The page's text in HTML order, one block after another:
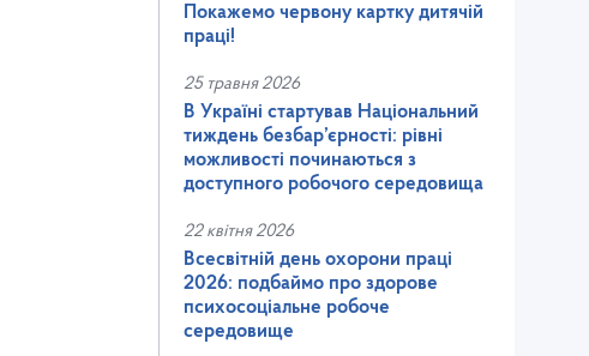
Покажемо червону картку дитячій
праці!
25 травня 2026
В Україні стартував Національний
тиждень безбар’єрності: рівні
можливості починаються з
доступного робочого середовища
22 квітня 2026
Всесвітній день охорони праці
2026: подбаймо про здорове
психосоціальне робоче
середовище